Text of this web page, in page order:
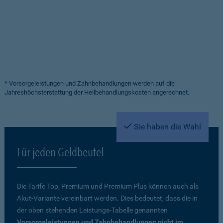
* Vorsorgeleistungen und Zahnbehandlungen werden auf die
Jahreshöchsterstattung der Heilbehandlungskosten angerechnet.
Sie haben die Wahl
Für jeden Geldbeutel
Die Tarife Top, Premium und Premium Plus können auch als
Akut-Variante vereinbart werden. Dies bedeutet, dass die in
der oben stehenden Leistungs-Tabelle genannten